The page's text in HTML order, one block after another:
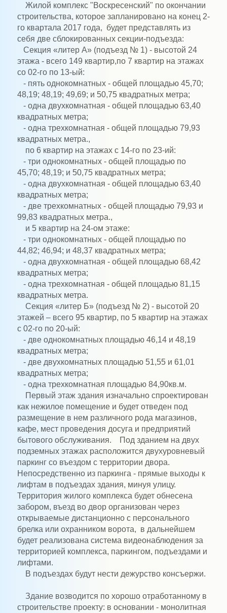
Жилой комплекс "Воскресенский" по окончании
строительства, которое запланировано на конец 2-
го квартала 2017 года, будет представлять из
себя две сблокированных секции-подъезда:
Секция «литер А» (подъезд № 1) - высотой 24
этажа - всего 149 квартир,по 7 квартир на этажах
со 02-го по 13-ый:
- пять однокомнатных - общей площадью 45,70;
48,19; 48,19; 49,69; и 50,75 квадратных метра;
- одна двухкомнатная - общей площадью 63,40
квадратных метра;
- одна трехкомнатная - общей площадью 79,93
квадратных метра.,
по 6 квартир на этажах с 14-го по 23-ий:
- три однокомнатных - общей площадью по
45,70; 48,19; и 50,75 квадратных метра;
- одна двухкомнатная - общей площадью 63,40
квадратных метра;
- две трехкомнатных - общей площадью 79,93 и
99,83 квадратных метра.,
и 5 квартир на 24-ом этаже:
- три однокомнатных - общей площадью по
44,82; 46,94; и 48,37 квадратных метра;
- одна двухкомнатная - общей площадью 68,42
квадратных метра;
- одна трехкомнатная - общей площадью 81,15
квадратных метра.
Секция «литер Б» (подъезд № 2) - высотой 20
этажей – всего 95 квартир, по 5 квартир на этажах
с 02-го по 20-ый:
- две однокомнатных площадью 46,14 и 48,19
квадратных метра;
- две двухкомнатных площадью 51,55 и 61,01
квадратных метра;
- одна трехкомнатная площадью 84,90кв.м.
Первый этаж здания изначально спроектирован
как нежилое помещение и будет отведен под
размещение в нем различного рода магазинов,
кафе, мест проведения досуга и предприятий
бытового обслуживания. Под зданием на двух
подземных этажах расположится двухуровневый
паркинг со въездом с территории двора.
Непосредственно из паркинга - прямые выходы к
лифтам в подъездах здания, минуя улицу.
Территория жилого комплекса будет обнесена
забором, въезд во двор организован через
открываемые дистанционно с персонального
брелка или охранником ворота, в дальнейшем
будет реализована система видеонаблюдения за
территорией комплекса, паркингом, подъездами и
лифтами.
В подъездах будут нести дежурство консъержи.
Здание возводится по хорошо отработанному в
строительстве проекту: в основании - монолитная